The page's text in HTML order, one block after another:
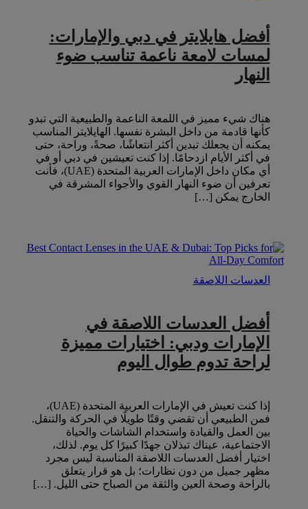
أفضل هايلايتر في دبي والإمارات:
لمسات لامعة ناعمة تناسب ضوء
النهار
هناك شيء مميز في اللمعة الناعمة والطبيعية التي تبدو
كأنها قادمة من داخل البشرة نفسها. الهايلايتر المناسب
يمكنه أن يجعلك تبدين أكثر انتعاشًا، صحةً، وراحة، حتى
في أكثر الأيام ازدحامًا. إذا كنت تعيشين في دبي أو في
أي مكان داخل الإمارات العربية المتحدة (UAE)، فأنت
تعرفين أن ضوء النهار القوي والأجواء المشرقة في
الخارج يمكن […]
العدسات اللاصقة
أفضل العدسات اللاصقة في
الإمارات ودبي: اختيارات مميزة
لراحة تدوم طوال اليوم
إذا كنت تعيش في الإمارات العربية المتحدة (UAE)،
فمن الطبيعي أن تقضي وقتًا طويلًا في الحركة والتنقل.
بين العمل والقيادة واستخدام الشاشات والحياة
الاجتماعية، عيناك تبذلان جهدًا كبيرًا كل يوم. لذلك،
اختيار أفضل العدسات اللاصقة المناسبة ليس مجرد
مظهر جميل من دون نظارات؛ بل هو قرار يتعلق
بالراحة وصحة العين والثقة من الصباح حتى الليل. […]